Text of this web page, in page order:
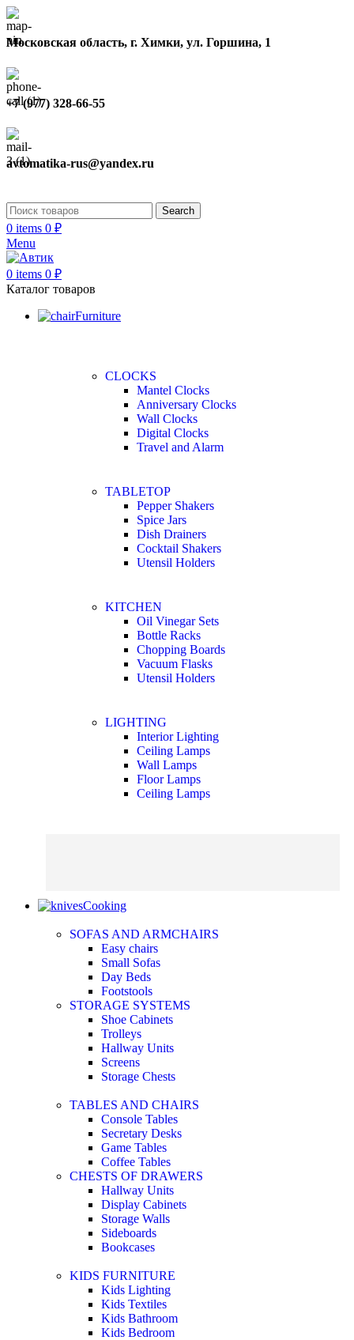
Московская область, г. Химки, ул. Горшина, 1
+7 (977) 328-66-55
avtomatika-rus@yandex.ru
Search
0 items 0 ₽
Menu
0 items 0 ₽
Каталог товаров
Furniture
CLOCKS
Mantel Clocks
Anniversary Clocks
Wall Clocks
Digital Clocks
Travel and Alarm
TABLETOP
Pepper Shakers
Spice Jars
Dish Drainers
Сocktail Shakers
Utensil Holders
KITCHEN
Oil Vinegar Sets
Bottle Racks
Chopping Boards
Vacuum Flasks
Utensil Holders
LIGHTING
Interior Lighting
Ceiling Lamps
Wall Lamps
Floor Lamps
Ceiling Lamps
Cooking
SOFAS AND ARMCHAIRS
Easy chairs
Small Sofas
Day Beds
Footstools
STORAGE SYSTEMS
Shoe Cabinets
Trolleys
Hallway Units
Screens
Storage Chests
TABLES AND CHAIRS
Console Tables
Secretary Desks
Game Tables
Coffee Tables
CHESTS OF DRAWERS
Hallway Units
Display Cabinets
Storage Walls
Sideboards
Bookcases
KIDS FURNITURE
Kids Lighting
Kids Textiles
Kids Bathroom
Kids Bedroom